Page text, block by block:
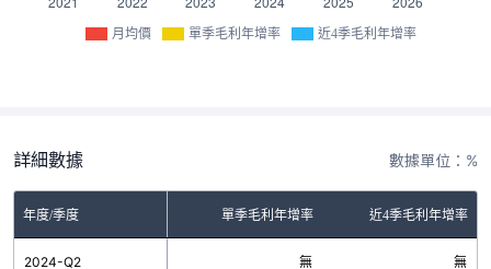
月均價 單季毛利年增率 近4季毛利年增率
詳細數據 數據單位：%
年度/季度 單季毛利年增率 近4季毛利年增率
2024-Q2 無 無